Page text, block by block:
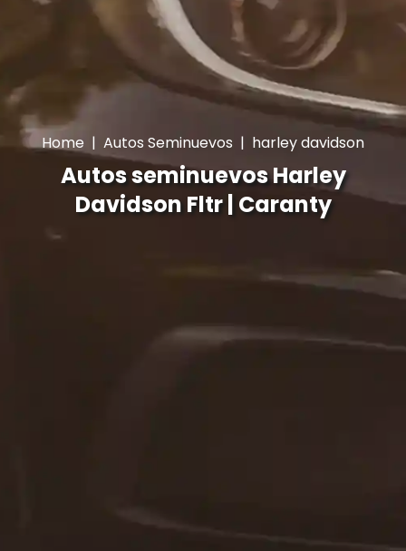
Home | Autos Seminuevos | harley davidson
Autos seminuevos Harley
Davidson Fltr | Caranty